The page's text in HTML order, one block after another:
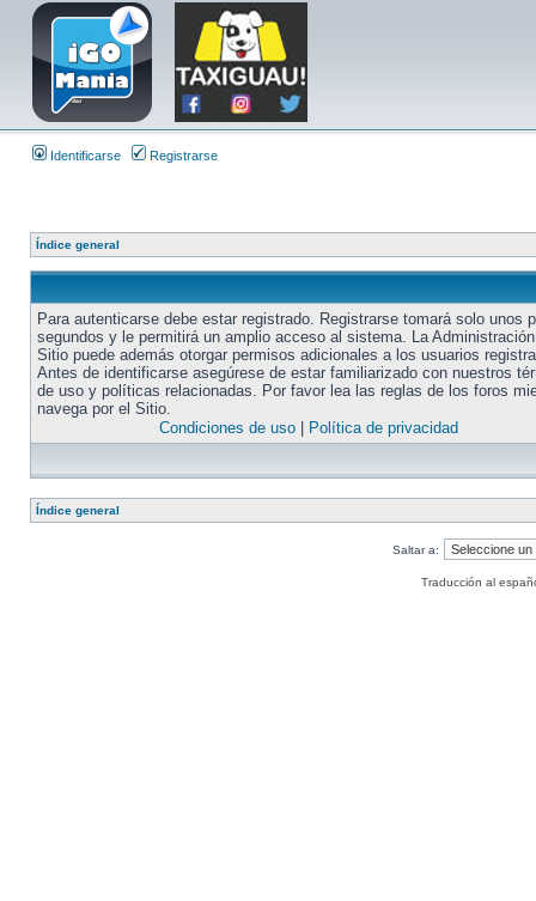
Identificarse Registrarse
Índice general
Para autenticarse debe estar registrado. Registrarse tomará solo unos
segundos y le permitirá un amplio acceso al sistema. La
Sitio puede además otorgar permisos adicionales a los usuarios
Antes de identificarse asegúrese de estar familiarizado con nuestros
de uso y políticas relacionadas. Por favor lea las reglas de los foros
navega por el Sitio.
Condiciones de uso| Política de privacidad
Índice general
Saltar a:
Traducción al